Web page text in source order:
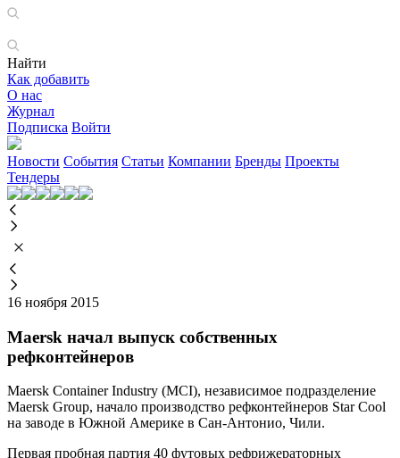
Найти
Как добавить
О нас
Журнал
Подписка Войти
Новости События Статьи Компании Бренды Проекты
Тендеры
16 ноября 2015
Maersk начал выпуск собственных
рефконтейнеров
Maersk Container Industry (MCI), независимое подразделение
Maersk Group, начало производство рефконтейнеров Star Cool
на заводе в Южной Америке в Сан-Антонио, Чили.
Первая пробная партия 40 футовых рефрижераторных